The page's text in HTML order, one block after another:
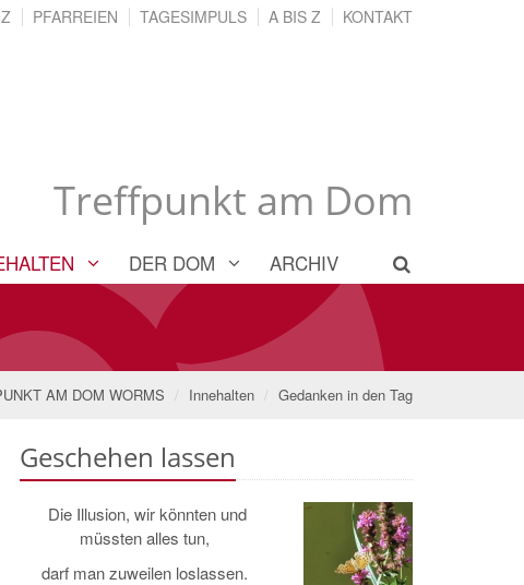
PFARREIEN TAGESIMPULS A BIS Z KONTAKT
Treffpunkt am Dom
DER DOM ARCHIV
AM DOM WORMS Innehalten Gedanken in den Tag
Geschehen lassen
Die Illusion, wir könnten und
müssten alles tun,
darf man zuweilen loslassen.